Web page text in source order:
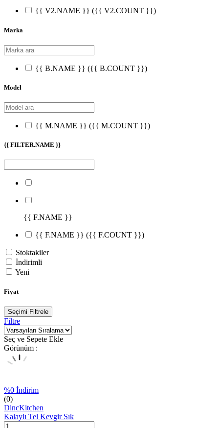
{{ V2.NAME }} ({{ V2.COUNT }})
Marka
{{ B.NAME }} ({{ B.COUNT }})
Model
{{ M.NAME }} ({{ M.COUNT }})
{{ FILTER.NAME }}
{{ F.NAME }}
{{ F.NAME }} ({{ F.COUNT }})
Stoktakiler
İndirimli
Yeni
Fiyat
Seçimi Filtrele
Filtre
Seç ve Sepete Ekle
Görünüm :
%0 İndirim
(0)
DincKitchen
Kalaylı Tel Kevgir Sık